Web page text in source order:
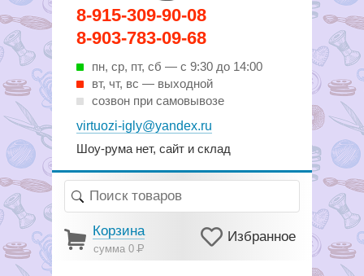
8-915-309-90-08
8-903-783-09-68
пн, ср, пт, cб — с 9:30 до 14:00
вт, чт, вс — выходной
созвон при самовывозе
virtuozi-igly@yandex.ru
Шоу-рума нет, сайт и склад
Вирутозы иглы. Товары для
шитья и рукоделья
Корзина
сумма 0Р
Избранное